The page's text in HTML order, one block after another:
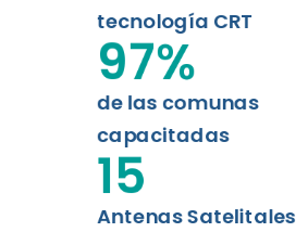
tecnología CRT
de las comunas
capacitadas
97%
Antenas Satelitales
15